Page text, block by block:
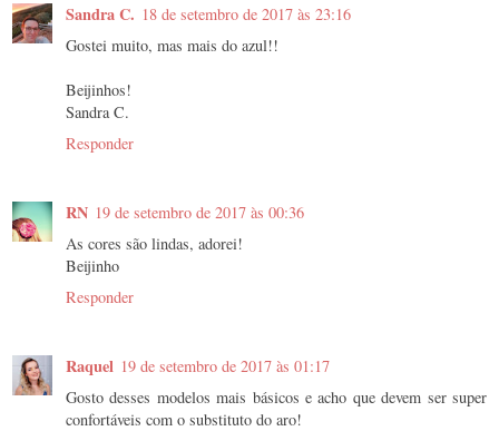
Sandra C. 18 de setembro de 2017 às 23:16
Gostei muito, mas mais do azul!!
Beijinhos!
Sandra C.
Responder
RN 19 de setembro de 2017 às 00:36
As cores são lindas, adorei!
Beijinho
Responder
Raquel 19 de setembro de 2017 às 01:17
Gosto desses modelos mais básicos e acho que devem ser super
confortáveis com o substituto do aro!